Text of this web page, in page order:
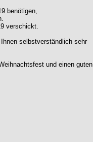
benötigen,
verschickt.
selbstverständlich sehr
und einen guten